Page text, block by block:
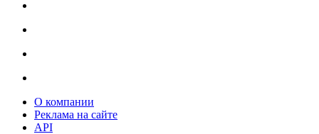
О компании
Реклама на сайте
API